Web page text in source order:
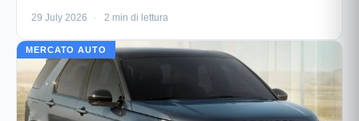
Strada, Toro e Titano, passando per le compatte Argo e
29 July 2026 · 2 min di lettura
MERCATO AUTO